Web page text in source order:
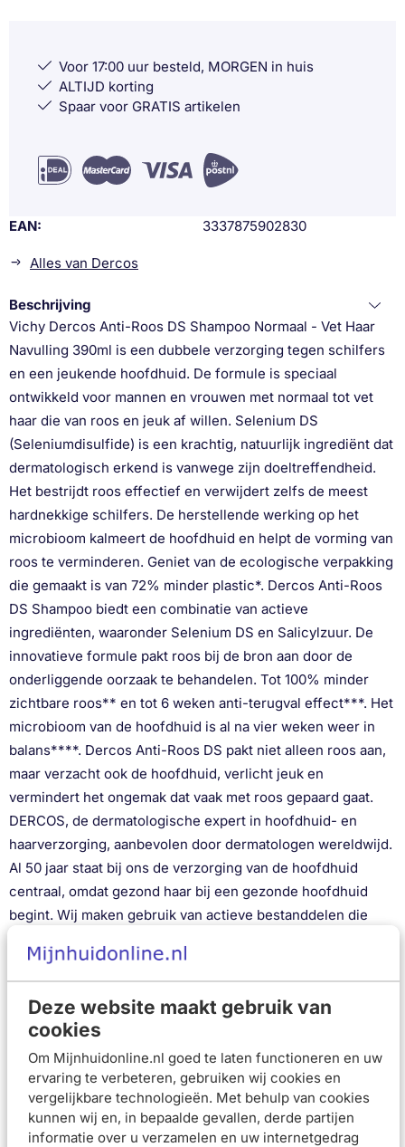
Deze website maakt gebruik van
cookies
Om Mijnhuidonline.nl goed te laten functioneren en uw
ervaring te verbeteren, gebruiken wij cookies en
vergelijkbare technologieën. Met behulp van cookies
kunnen wij en, in bepaalde gevallen, derde partijen
informatie over u verzamelen en uw internetgedrag
Voor 17:00 uur besteld, MORGEN in huis
ALTIJD korting
Spaar voor GRATIS artikelen
EAN 3337875902830
Alles van Dercos
Beschrijving
Vichy Dercos Anti-Roos DS Shampoo Normaal - Vet Haar
Navulling 390ml is een dubbele verzorging tegen schilfers
en een jeukende hoofdhuid. De formule is speciaal
ontwikkeld voor mannen en vrouwen met normaal tot vet
haar die van roos en jeuk af willen. Selenium DS
(Seleniumdisulfide) is een krachtig, natuurlijk ingrediënt dat
dermatologisch erkend is vanwege zijn doeltreffendheid.
Het bestrijdt roos effectief en verwijdert zelfs de meest
hardnekkige schilfers. De herstellende werking op het
microbioom kalmeert de hoofdhuid en helpt de vorming van
roos te verminderen. Geniet van de ecologische verpakking
die gemaakt is van 72% minder plastic*. Dercos Anti-Roos
DS Shampoo biedt een combinatie van actieve
ingrediënten, waaronder Selenium DS en Salicylzuur. De
innovatieve formule pakt roos bij de bron aan door de
onderliggende oorzaak te behandelen. Tot 100% minder
zichtbare roos** en tot 6 weken anti-terugval effect***. Het
microbioom van de hoofdhuid is al na vier weken weer in
balans****. Dercos Anti-Roos DS pakt niet alleen roos aan,
maar verzacht ook de hoofdhuid, verlicht jeuk en
vermindert het ongemak dat vaak met roos gepaard gaat.
DERCOS, de dermatologische expert in hoofdhuid- en
haarverzorging, aanbevolen door dermatologen wereldwijd.
Al 50 jaar staat bij ons de verzorging van de hoofdhuid
centraal, omdat gezond haar bij een gezonde hoofdhuid
begint. Wij maken gebruik van actieve bestanddelen die
doeltreffendheid met klinische en instrumentele tests. Al
onze haarverzorgingsproducten worden getest onder
dermatologisch toezicht om optimale veiligheid en
tolerantie te garanderen. *Vergeleken met de fles van 390
ml. **Consumententest bij 262 personen na 2 weken
regelmatig gebruik - Italië. ***Klinische studie met 32
personen na 4 weken gebruik en 6 weken anti-terugval.
****Klinische studie met opvolging van de belangrijkste